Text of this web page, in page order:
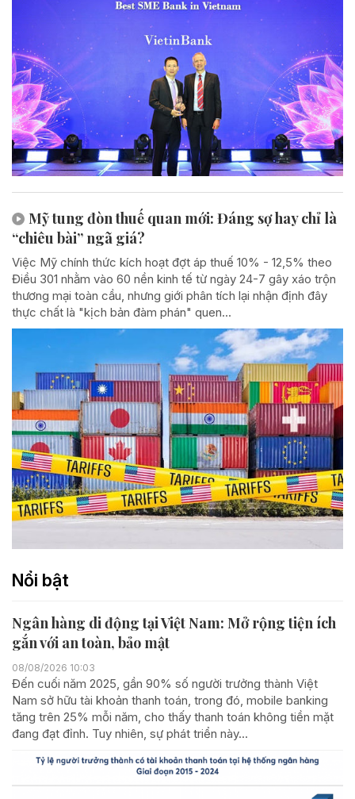
Mỹ tung đòn thuế quan mới: Đáng sợ hay chỉ là
“chiêu bài” ngã giá?
Việc Mỹ chính thức kích hoạt đợt áp thuế 10% - 12,5% theo
Điều 301 nhằm vào 60 nền kinh tế từ ngày 24-7 gây xáo trộn
thương mại toàn cầu, nhưng giới phân tích lại nhận định đây
thực chất là "kịch bản đàm phán" quen...
Nổi bật
Ngân hàng di động tại Việt Nam: Mở rộng tiện ích
gắn với an toàn, bảo mật
08/08/2026 10:03
Đến cuối năm 2025, gần 90% số người trưởng thành Việt
Nam sở hữu tài khoản thanh toán, trong đó, mobile banking
tăng trên 25% mỗi năm, cho thấy thanh toán không tiền mặt
đang đạt đỉnh. Tuy nhiên, sự phát triển này...